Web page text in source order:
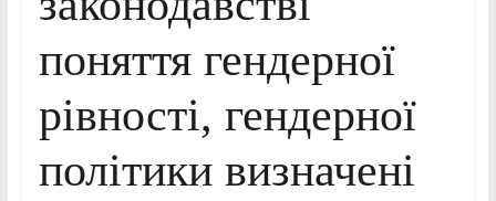
поняття гендерної
рівності, гендерної
політики визначені